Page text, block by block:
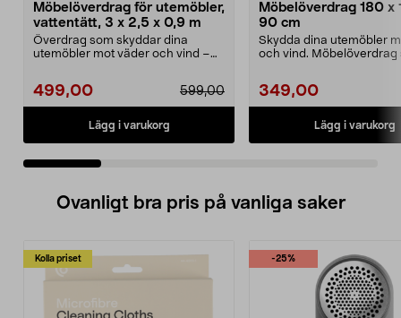
Möbelöverdrag för utemöbler,
vattentätt, 3 x 2,5 x 0,9 m
Överdrag som skyddar dina
utemöbler mot väder och vind –
499,00 599,00
Lägg i varukorg
Möbelöverdrag 180 x
90 cm
Skydda dina utemöbler
och vind. Möbelöverdrag
349,00
Lägg i varukorg
Ovanligt bra pris på vanliga saker
Kolla priset -25%